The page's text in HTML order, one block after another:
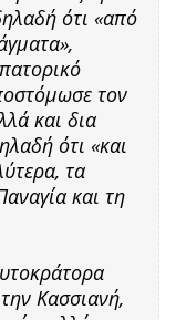
ότι «από
τον
και δια
ότι «και
τα
και τη
Κασσιανή,